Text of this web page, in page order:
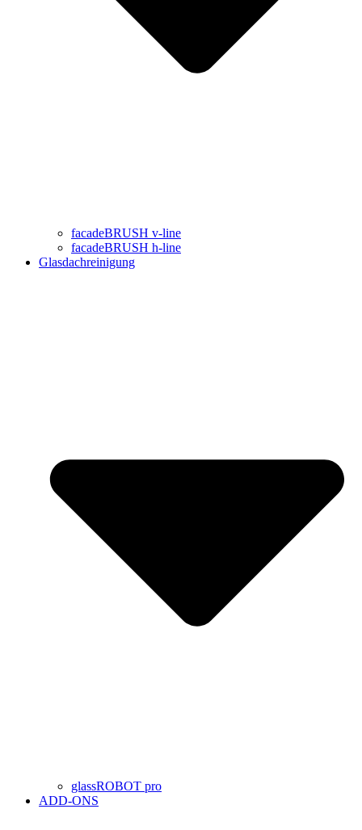
facadeBRUSH v-line
facadeBRUSH h-line
Glasdachreinigung
glassROBOT pro
ADD-ONS